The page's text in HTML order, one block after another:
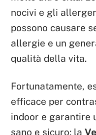
nocivi e gli
possono causare
allergie e un
qualità della vita.
Fortunatamente,
efficace per
indoor e garantire
sano e sicuro: la